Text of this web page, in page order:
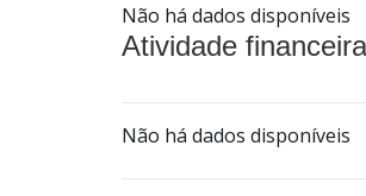
Não há dados disponíveis
Atividade
Não há dados disponíveis